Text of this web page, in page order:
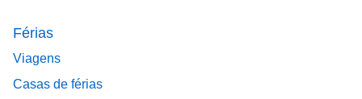
Férias
Viagens
Casas de férias